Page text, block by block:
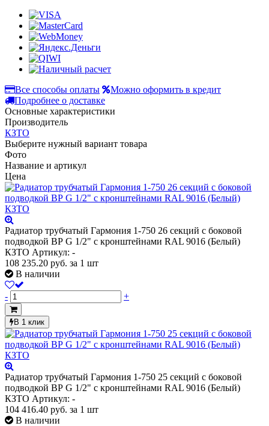
Все способы оплаты
Можно оформить в кредит
Подробнее о доставке
Основные характеристики
Производитель
КЗТО
Выберите нужный вариант товара
Фото
Название и артикул
Цена
Радиатор трубчатый Гармония 1-750 26 секций с боковой
подводкой ВР G 1/2" с кронштейнами RAL 9016 (Белый)
КЗТО Артикул: -
108 235.20 руб. за 1 шт
В наличии
- +
В 1 клик
Радиатор трубчатый Гармония 1-750 25 секций с боковой
подводкой ВР G 1/2" с кронштейнами RAL 9016 (Белый)
КЗТО Артикул: -
104 416.40 руб. за 1 шт
В наличии